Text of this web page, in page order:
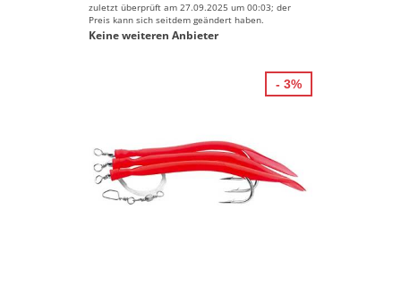
zuletzt überprüft am 27.09.2025 um 00:03; der
Preis kann sich seitdem geändert haben.
Keine weiteren Anbieter
- 3%